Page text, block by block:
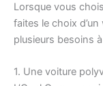
Lorsque vous
faites le choix
plusieurs besoins
1. Une voiture